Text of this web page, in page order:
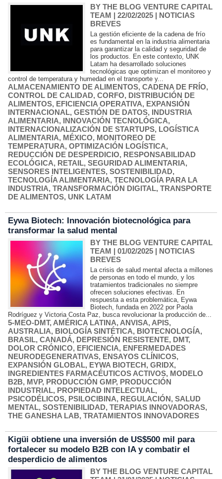
BY THE BLOG VENTURE CAPITAL
TEAM | 22/02/2025 | NOTICIAS
BREVES
La gestión eficiente de la cadena de frío
es fundamental en la industria alimentaria
para garantizar la calidad y seguridad de
los productos. En este contexto, UNK
Latam ha desarrollado soluciones
tecnológicas que optimizan el monitoreo y
control de temperatura y humedad en el transporte y...
ALMACENAMIENTO DE ALIMENTOS, CADENA DE FRÍO,
CONTROL DE CALIDAD, CORFO, DISTRIBUCIÓN DE
ALIMENTOS, EFICIENCIA OPERATIVA, EXPANSIÓN
INTERNACIONAL, GESTIÓN DE DATOS, INDUSTRIA
ALIMENTARIA, INNOVACIÓN TECNOLÓGICA,
INTERNACIONALIZACIÓN DE STARTUPS, LOGÍSTICA
ALIMENTARIA, MÉXICO, MONITOREO DE
TEMPERATURA, OPTIMIZACIÓN LOGÍSTICA,
REDUCCIÓN DE DESPERDICIO, RESPONSABILIDAD
ECOLÓGICA, RETAIL, SEGURIDAD ALIMENTARIA,
SENSORES INTELIGENTES, SOSTENIBILIDAD,
TECNOLOGÍA ALIMENTARIA, TECNOLOGÍA PARA LA
INDUSTRIA, TRANSFORMACIÓN DIGITAL, TRANSPORTE
DE ALIMENTOS, UNK LATAM
Eywa Biotech: Innovación biotecnológica para
transformar la salud mental
BY THE BLOG VENTURE CAPITAL
TEAM | 01/02/2025 | NOTICIAS
BREVES
La crisis de salud mental afecta a millones
de personas en todo el mundo, y los
tratamientos tradicionales no siempre
ofrecen soluciones efectivas. En
respuesta a esta problemática, Eywa
Biotech, fundada en 2022 por Paola
Rodríguez y Victoria Costa Paz, busca revolucionar la producción de...
5-MEO-DMT, AMÉRICA LATINA, ANVISA, APIS,
AUSTRALIA, BIOLOGÍA SINTÉTICA, BIOTECNOLOGÍA,
BRASIL, CANADÁ, DEPRESIÓN RESISTENTE, DMT,
DOLOR CRÓNICO, EFICIENCIA, ENFERMEDADES
NEURODEGENERATIVAS, ENSAYOS CLÍNICOS,
EXPANSIÓN GLOBAL, EYWA BIOTECH, GRIDX,
INGREDIENTES FARMACÉUTICOS ACTIVOS, MODELO
B2B, MVP, PRODUCCIÓN GMP, PRODUCCIÓN
INDUSTRIAL, PROPIEDAD INTELECTUAL,
PSICODÉLICOS, PSILOCIBINA, REGULACIÓN, SALUD
MENTAL, SOSTENIBILIDAD, TERAPIAS INNOVADORAS,
THE GANESHA LAB, TRATAMIENTOS INNOVADORES
Kigüi obtiene una inversión de US$500 mil para
fortalecer su modelo B2B con IA y combatir el
desperdicio de alimentos
BY THE BLOG VENTURE CAPITAL